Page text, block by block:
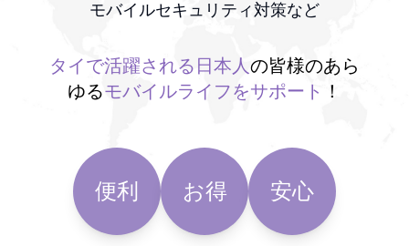
モバイルセキュリティ対策など
タイで活躍される日本人の皆様のあら
ゆるモバイルライフをサポート ！
便利 お得 安心